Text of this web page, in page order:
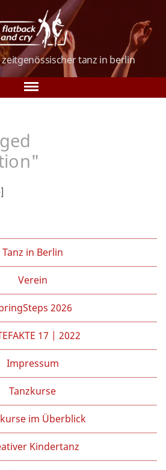
zeitgenössischer tanz in berlin
Über uns
Tanzkurse
Verein
Partner/Freunde
Kontakt
Tanz in Berlin
Verein
2026
17 | 2022
Impressum
Tanzkurse
im Überblick
Kindertanz